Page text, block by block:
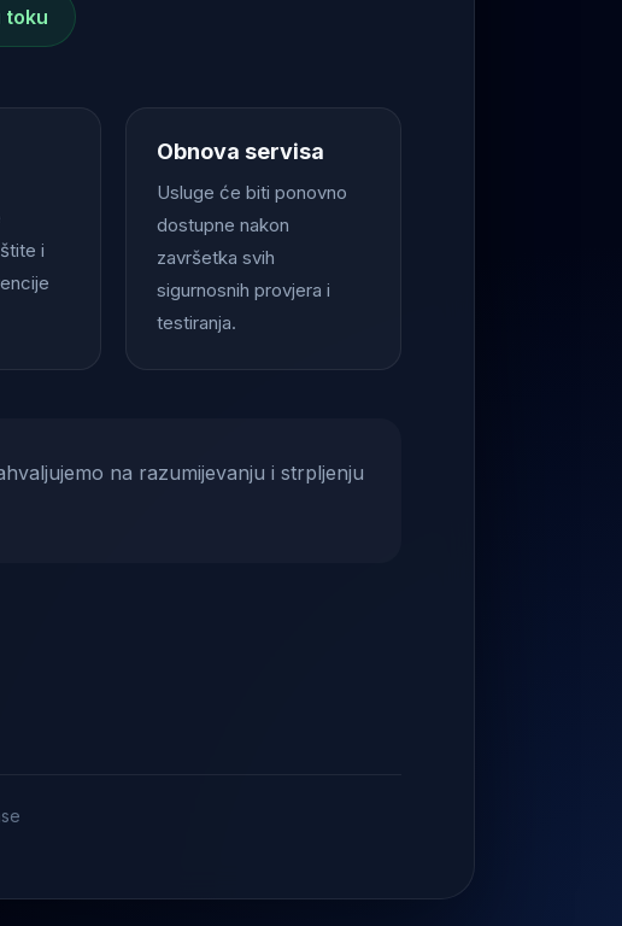
toku
i
Obnova servisa
Usluge će biti ponovno
dostupne nakon
završetka svih
sigurnosnih provjera i
testiranja.
na razumijevanju i strpljenju